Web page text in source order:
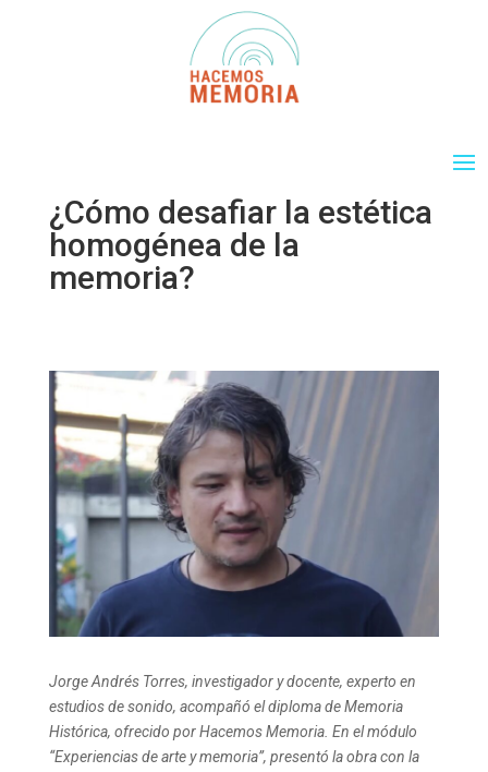
¿Cómo desafiar la estética
homogénea de la
memoria?
Jorge Andrés Torres, investigador y docente, experto en
estudios de sonido, acompañó el diploma de Memoria
Histórica, ofrecido por Hacemos Memoria. En el módulo
“Experiencias de arte y memoria”, presentó la obra con la